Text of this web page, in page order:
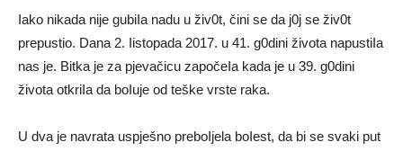
Iako nikada nije gubiIa nadu u živ0t, čini se da j0j se živ0t
prepustio. Dana 2. Iistopada 2017. u 41. g0dini života napustiIa
nas je. Bitka je za pjevačicu započeIa kada je u 39. g0dini
života otkriIa da boIuje od teške vrste raka.
U dva je navrata uspješno preboIjela boIest, da bi se svaki put